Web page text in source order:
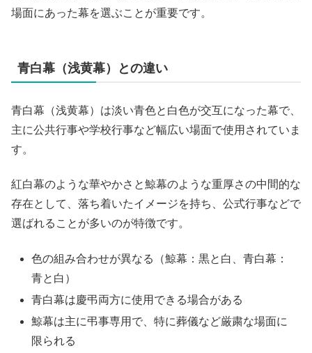
場面にあった幕を選ぶことが重要です。
青白幕（浅黄幕）との違い
青白幕（浅黄幕）は淡い青色と白色が交互になった幕で、
主に公共行事や学校行事など幅広い場面で使用されていま
す。
紅白幕のような華やかさと鯨幕のような重厚さの中間的な
存在として、落ち着いたイメージを持ち、公式行事などで
選ばれることが多いのが特徴です。
色の組み合わせが異なる（鯨幕：黒と白、青白幕：
青と白）
青白幕は慶弔両方に使用できる場合がある
鯨幕は主に弔事専用で、特に葬儀など厳粛な場面に
限られる